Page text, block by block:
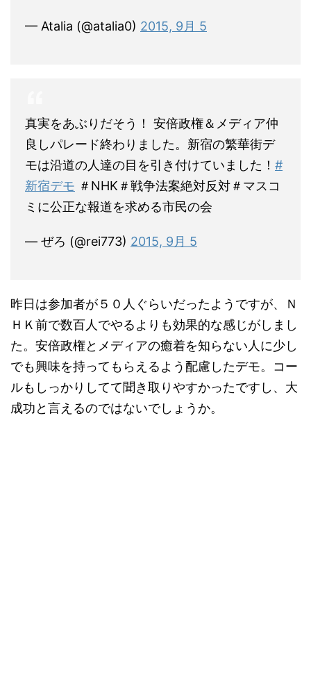
— Atalia (@atalia0) 2015, 9月 5
真実をあぶりだそう！ 安倍政権＆メディア仲
良しパレード終わりました。新宿の繁華街デ
モは沿道の人達の目を引き付けていました！ #
新宿デモ ＃NHK＃戦争法案絶対反対＃マスコ
ミに公正な報道を求める市民の会
— ぜろ (@rei773) 2015, 9月 5
昨日は参加者が５０人ぐらいだったようですが、Ｎ
ＨＫ前で数百人でやるよりも効果的な感じがしまし
た。安倍政権とメディアの癒着を知らない人に少し
でも興味を持ってもらえるよう配慮したデモ。コー
ルもしっかりしてて聞き取りやすかったですし、大
成功と言えるのではないでしょうか。